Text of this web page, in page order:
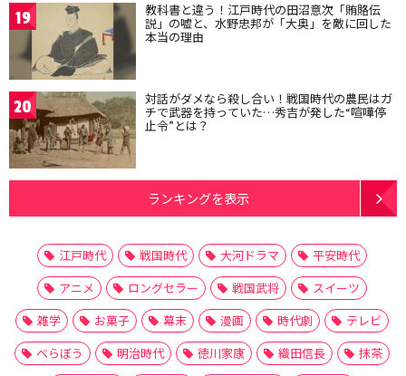
19 教科書と違う！江戸時代の田沼意次「賄賂伝
説」の嘘と、水野忠邦が「大奥」を敵に回した
本当の理由
20 対話がダメなら殺し合い！戦国時代の農民はガ
チで武器を持っていた…秀吉が発した“喧嘩停
止令”とは？
ランキングを表示
江戸時代 戦国時代 大河ドラマ
平安時代
アニメ
ロングセラー 戦国武将
スイーツ
雑学
お菓子 幕末 漫画 時代劇
テレビ
べらぼう
明治時代 徳川家康 織田信長
抹茶